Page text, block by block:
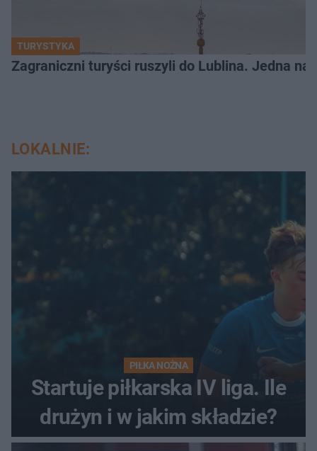
TURYSTYKA
Zagraniczni turyści ruszyli do Lublina. Jedna
LOKALNIE:
PIŁKA NOŻNA
Startuje piłkarska IV liga. Ile
drużyn i w jakim składzie?